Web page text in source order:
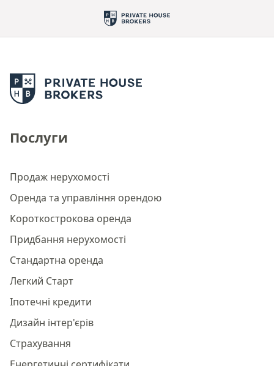
Послуги
Продаж нерухомості
Оренда та управління орендою
Короткострокова оренда
Придбання нерухомості
Стандартна оренда
Легкий Старт
Іпотечні кредити
Дизайн інтер'єрів
Страхування